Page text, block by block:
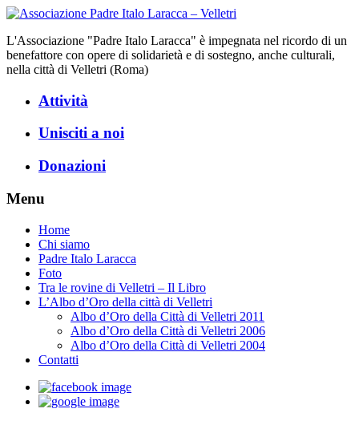
L'Associazione "Padre Italo Laracca" è impegnata nel ricordo di un
benefattore con opere di solidarietà e di sostegno, anche culturali,
nella città di Velletri (Roma)
Attività
Unisciti a noi
Donazioni
Menu
Home
Chi siamo
Padre Italo Laracca
Foto
Tra le rovine di Velletri – Il Libro
L’Albo d’Oro della città di Velletri
Albo d’Oro della Città di Velletri 2011
Albo d’Oro della Città di Velletri 2006
Albo d’Oro della Città di Velletri 2004
Contatti